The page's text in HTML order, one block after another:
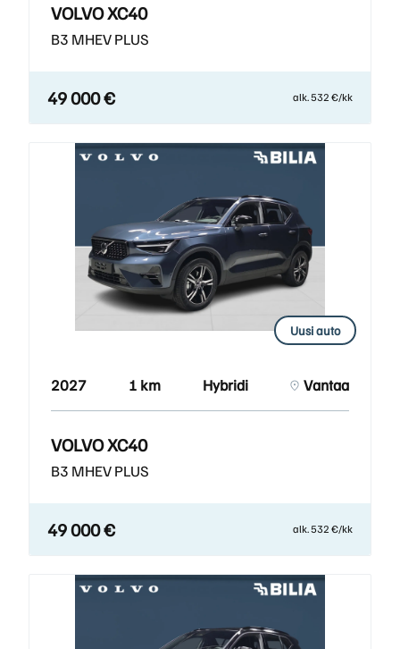
VOLVO XC40
B3 MHEV PLUS
49 000 € alk. 532 €/kk
Uusi auto
2027 1 km Hybridi Vantaa
VOLVO XC40
B3 MHEV PLUS
49 000 € alk. 532 €/kk